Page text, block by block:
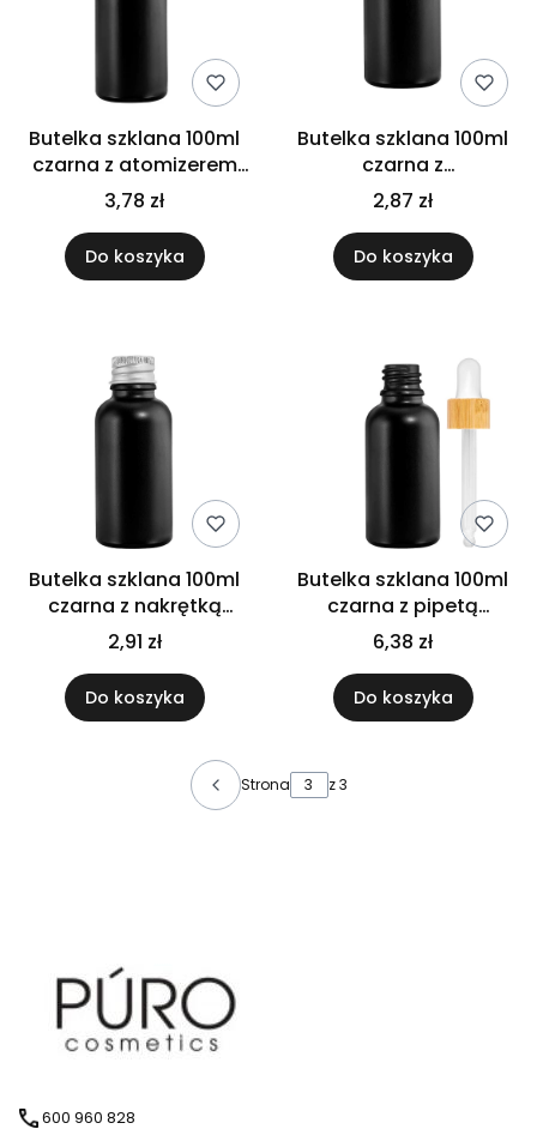
Butelka szklana 100ml
czarna z atomizerem
srebrnym
3,78 zł
Do koszyka
Butelka szklana 100ml
czarna z
kroplomierzem białym
2,87 zł
Do koszyka
Butelka szklana 100ml
czarna z nakrętką
aluminiową
2,91 zł
Do koszyka
Butelka szklana 100ml
czarna z pipetą
bambusową
6,38 zł
Do koszyka
Strona z 3
600 960 828